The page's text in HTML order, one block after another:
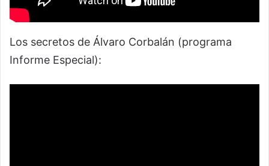
Los secretos de Álvaro Corbalán (programa
Informe Especial):